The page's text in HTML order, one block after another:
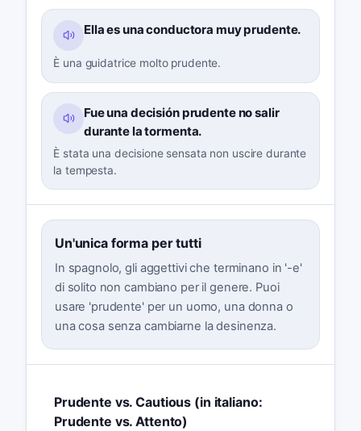
Ella es una conductora muy prudente.
È una guidatrice molto prudente.
Fue una decisión prudente no salir
durante la tormenta.
È stata una decisione sensata non uscire durante
la tempesta.
Un'unica forma per tutti
In spagnolo, gli aggettivi che terminano in '-e'
di solito non cambiano per il genere. Puoi
usare 'prudente' per un uomo, una donna o
una cosa senza cambiarne la desinenza.
Prudente vs. Cautious (in italiano:
Prudente vs. Attento)